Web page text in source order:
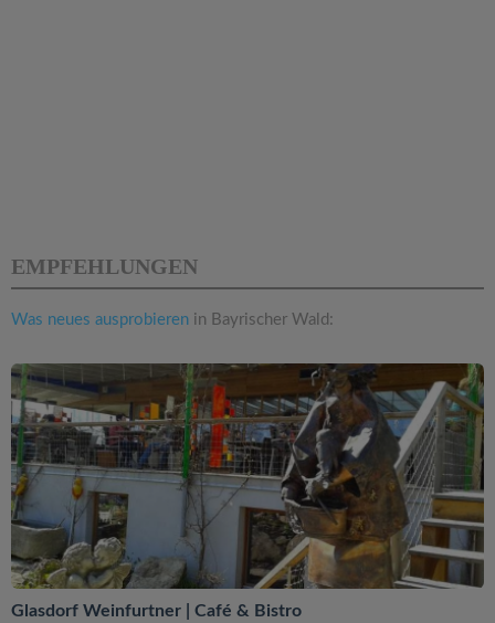
EMPFEHLUNGEN
Was neues ausprobieren in Bayrischer Wald:
Glasdorf Weinfurtner | Café & Bistro